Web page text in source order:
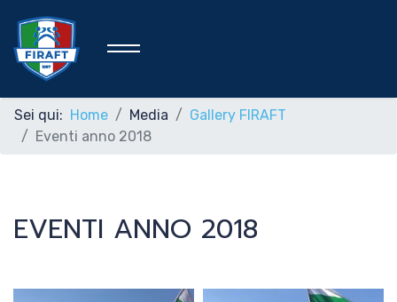
Federazione
Rafting Sportivo
Sei qui: Home Media
Gallery FIRAFT
Eventi anno 2018
EVENTI ANNO 2018